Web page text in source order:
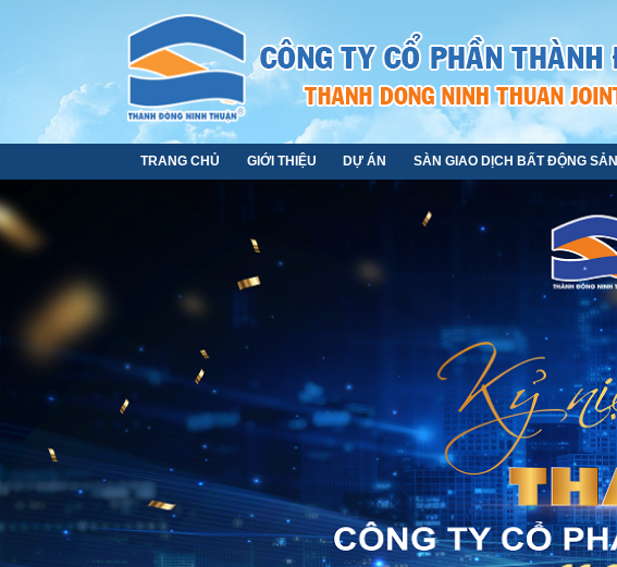
TRANG CHỦ GIỚI THIỆU DỰ ÁN SÀN GIAO DỊCH BẤT ĐỘNG SẢN